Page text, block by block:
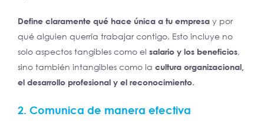
Define claramente qué hace única a tu empresa y por
qué alguien querría trabajar contigo. Esto incluye no
solo aspectos tangibles como el salario y los beneficios,
sino también intangibles como la cultura organizacional,
el desarrollo profesional y el reconocimiento.
2. Comunica de manera efectiva